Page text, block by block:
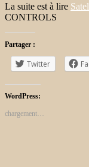
La suite est à lire
CONTROLS
Partager :
Twitter
WordPress:
chargement…